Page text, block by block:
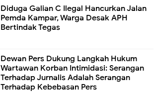
Diduga Galian C Ilegal Hancurkan Jalan
Pemda Kampar, Warga Desak APH
Bertindak Tegas
Dewan Pers Dukung Langkah Hukum
Wartawan Korban Intimidasi: Serangan
Terhadap Jurnalis Adalah Serangan
Terhadap Kebebasan Pers